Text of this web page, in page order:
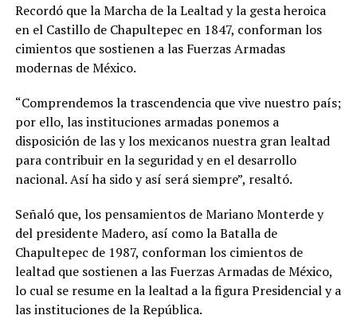
Recordó que la Marcha de la Lealtad y la gesta heroica
en el Castillo de Chapultepec en 1847, conforman los
cimientos que sostienen a las Fuerzas Armadas
modernas de México.
“Comprendemos la trascendencia que vive nuestro país;
por ello, las instituciones armadas ponemos a
disposición de las y los mexicanos nuestra gran lealtad
para contribuir en la seguridad y en el desarrollo
nacional. Así ha sido y así será siempre”, resaltó.
Señaló que, los pensamientos de Mariano Monterde y
del presidente Madero, así como la Batalla de
Chapultepec de 1987, conforman los cimientos de
lealtad que sostienen a las Fuerzas Armadas de México,
lo cual se resume en la lealtad a la figura Presidencial y a
las instituciones de la República.